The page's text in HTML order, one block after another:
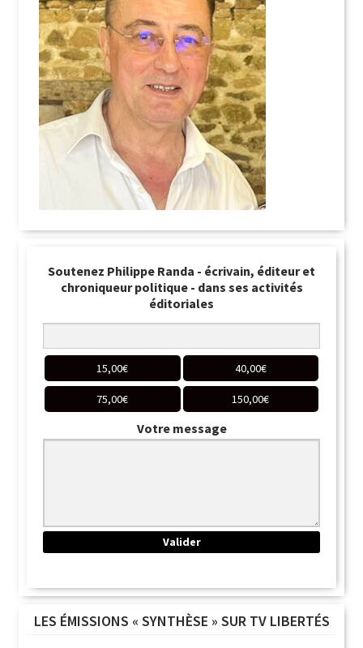
Soutenez Philippe Randa - écrivain, éditeur et
chroniqueur politique - dans ses activités
éditoriales
15,00€ 40,00€
75,00€ 150,00€
Votre message
LES ÉMISSIONS « SYNTHÈSE » SUR TV LIBERTÉS